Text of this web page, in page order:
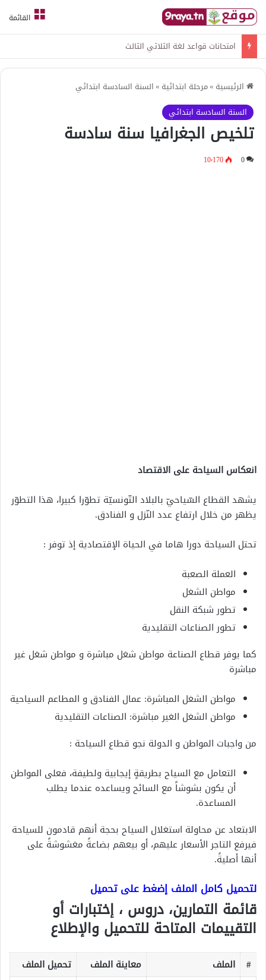
القائمة
امتحانات قواعد لغة الثلاثي الثالث
الرئيسية »مرحلة ابتدائية »السنة السادسة ابتدائي
السنة السادسة ابتدائي
تلخيص الجغرافيا سنة سادسة
0 10٬170
انعكاس السياحة على الاقتصاد
يشهد القطاع السّياحيّ بالبلاد التّونسيّة تطوّرا كبيرا، هذا التطوّر
يظهر من خلال ارتفاع عدد النّزل و الفنادق.
تحتل السياحة دورا هاما في الحياة الإقتصادية إذ توفر :
العملة الصعبة
مواطن الشغل
تطور شبكة النقل
تطور الصناعات التقليدية
كما يوفر قطاع الصناعة مواطن شغل مباشرة و مواطن شغل غير
مباشرة
مواطن الشغل المباشرة: عمال الفنادق و المطاعم السياحية
مواطن الشغل الغير مباشرة: الصناعات التقليدية
من واجبات المواطن و الدولة نجو قطاع السياحة :
التعامل مع السياح بطريقةٍ إيجابية ولطيفة، فعلى المواطن
أن يكون بشوشاً مع السائح ويساعده عندما يطلب
المساعدة.
الابتعاد عن محاولة استغلال السياح بحجة أنهم قادمون للسياحة
فيرفع التاجر الأسعار عليهم، أو بيعهم بضاعةً مغشوشةً على
أنها أصليةً.
لتحميل كامل الملف إضغط على تحميل
قائمة التمارين، دروس ، إختبارات أو
التقييمات المتاحة للتحميل والإطلاع
# الملف معاينة الملف
تحميل الملف